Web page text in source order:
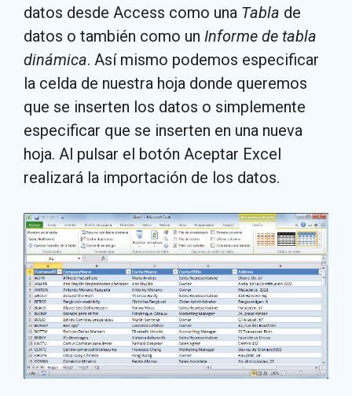
datos desde Access como una Tabla de
datos o también como un Informe de tabla
dinámica. Así mismo podemos especificar
la celda de nuestra hoja donde queremos
que se inserten los datos o simplemente
especificar que se inserten en una nueva
hoja. Al pulsar el botón Aceptar Excel
realizará la importación de los datos.